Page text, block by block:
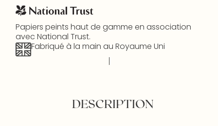
Papiers peints haut de gamme en association
avec National Trust.
Fabriqué à la main au Royaume Uni
DESCRIPTION